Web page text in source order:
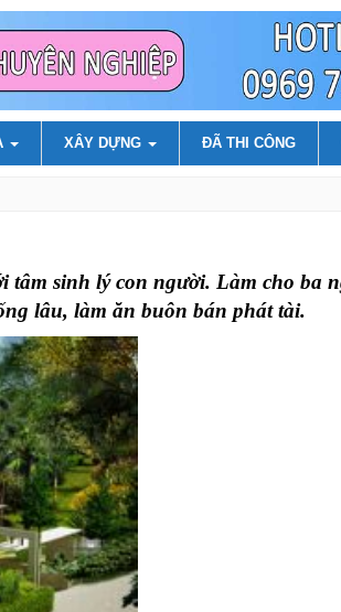
XÂY DỰNG ĐÃ THI CÔNG
sinh lý con người. Làm cho ba
lâu, làm ăn buôn bán phát tài.